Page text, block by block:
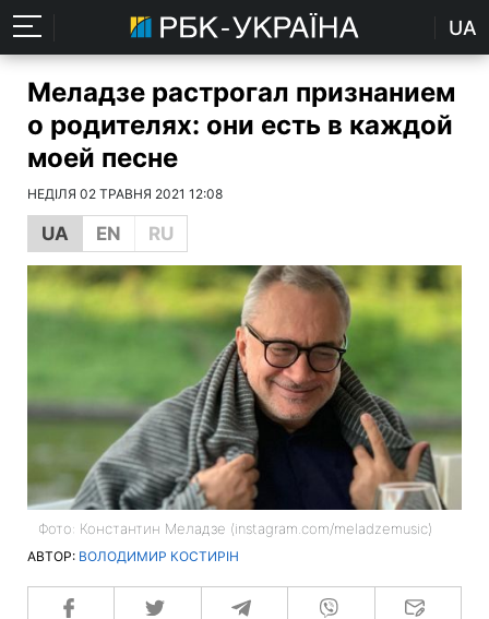
UA
Меладзе растрогал признанием
о родителях: они есть в каждой
моей песне
НЕДІЛЯ 02 ТРАВНЯ 2021 12:08
UA EN RU
Фото: Константин Меладзе (instagram.com/meladzemusic)
АВТОР: ВОЛОДИМИР КОСТИРІН